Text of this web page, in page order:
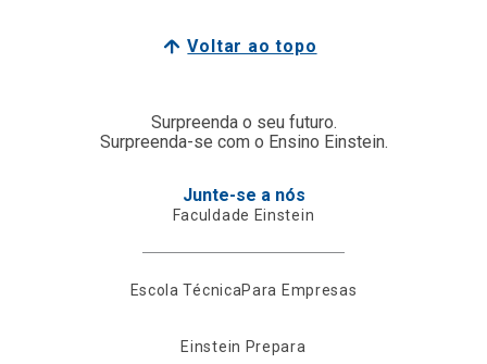
Voltar ao topo
Surpreenda o seu futuro.
Surpreenda-se com o Ensino Einstein.
Junte-se a nós
Faculdade Einstein
Escola TécnicaPara Empresas
Einstein Prepara